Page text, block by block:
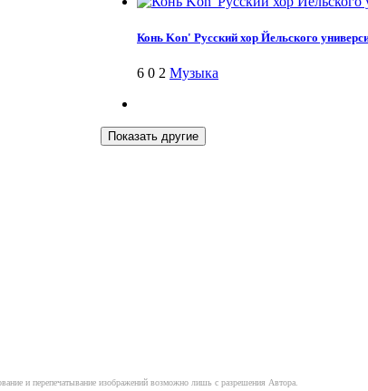
Конь Kon' Русский хор Йельского
6 0 2 Музыка
и перепечатывание изображений возможно лишь с разрешения Автора.